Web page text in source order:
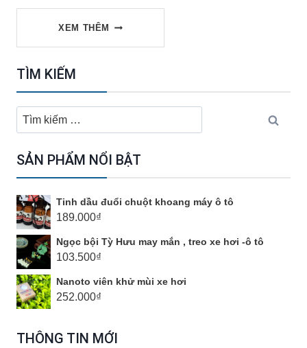
XEM THÊM THẢM
TÔ
Z
TÌM KIẾM
Tìm
kiếm
SẢN PHẨM NỔI BẬT
Tinh dầu đuổi chuột khoang máy ô tô
189.000₫
Ngọc bội Tỳ Hưu may mắn , treo xe hơi -ô tô
103.500₫
Nanoto viên khử mùi xe hơi
252.000₫
THÔNG TIN MỚI